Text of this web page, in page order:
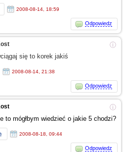
2008-08-14, 18:59
Odpowiedz
ⓘ
się to korek jakiś
2008-08-14, 21:38
Odpowiedz
ⓘ
to mógłbym wiedzieć o jakie5 chodzi?
2008-08-18, 09:44
Odpowiedz